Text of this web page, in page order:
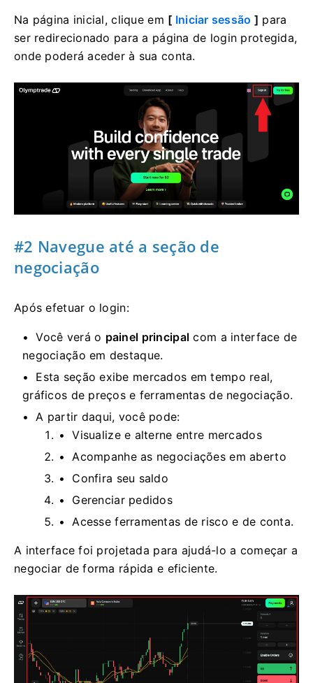
Na página inicial, clique em [ Iniciar sessão ] para
ser redirecionado para a página de login protegida,
onde poderá aceder à sua conta.
#2 Navegue até a seção de
negociação
Após efetuar o login:
Você verá o painel principal com a interface de
negociação em destaque.
Esta seção exibe mercados em tempo real,
gráficos de preços e ferramentas de negociação.
A partir daqui, você pode:
Visualize e alterne entre mercados
Acompanhe as negociações em aberto
Confira seu saldo
Gerenciar pedidos
Acesse ferramentas de risco e de conta.
A interface foi projetada para ajudá-lo a começar a
negociar de forma rápida e eficiente.